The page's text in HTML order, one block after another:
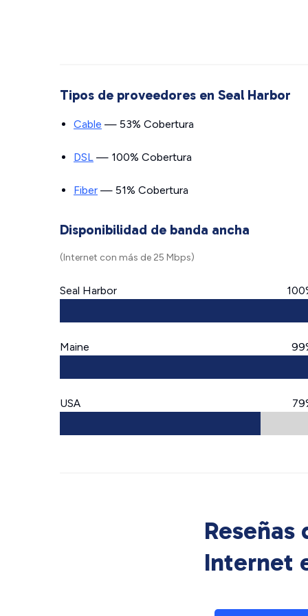
Tipos de proveedores en Seal Harbor
Cable — 53% Cobertura
DSL — 100% Cobertura
Fiber — 51% Cobertura
Disponibilidad de banda ancha
(Internet con más de 25 Mbps)
Seal Harbor
Maine
USA
Internet